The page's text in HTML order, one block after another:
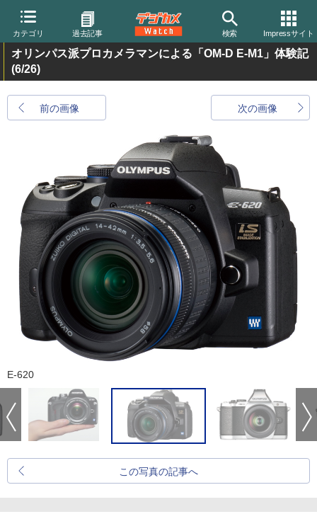
カテゴリ 過去記事 検索 Impressサイト
オリンパス派プロカメラマンによる「OM-D E-M1」体験記
(6/26)
前の画像 次の画像
E-620
この写真の記事へ